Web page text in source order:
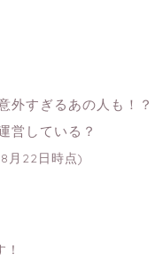
外すぎるあの人も！？
営している？
月22日時点)